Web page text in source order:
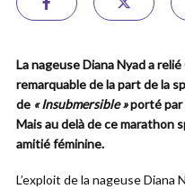
La nageuse Diana Nyad a
remarquable de la part de la
de « Insubmersible »porté par
Mais au delà de ce marathon
amitié féminine.
L’exploit de la nageuse